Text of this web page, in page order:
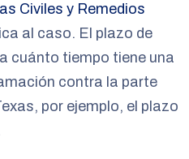
Civiles y Remedios
al caso. El plazo de
cuánto tiempo tiene una
contra la parte
por ejemplo, el plazo